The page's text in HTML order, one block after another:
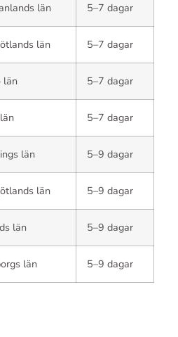
län 5–7 dagar
län 5–7 dagar
län 5–7 dagar
5–7 dagar
län 5–9 dagar
län 5–9 dagar
län 5–9 dagar
län 5–9 dagar